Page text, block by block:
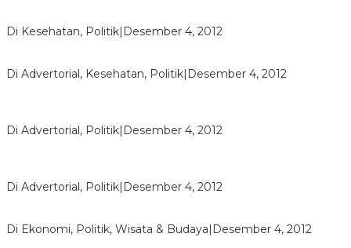
Di Kesehatan, Politik| Desember 4, 2012
Di Advertorial, Kesehatan, Politik| Desember 4, 2012
Di Advertorial, Politik| Desember 4, 2012
Di Advertorial, Politik| Desember 4, 2012
Di Ekonomi, Politik, Wisata & Budaya| Desember 4, 2012